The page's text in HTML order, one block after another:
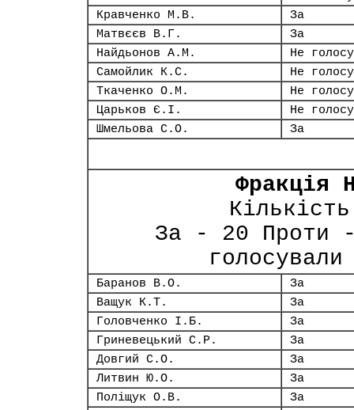
Кравченко М.В.
За
Матвєєв В.Г.
За
Найдьонов А.М.
Не
Самойлик К.С.
Не
Ткаченко О.М.
Не
Царьков Є.І.
Не
Шмельова С.О.
За
Фракція
За - 20 Проти
Баранов В.О.
За
Ващук К.Т.
За
Головченко І.Б.
За
Гриневецький С.Р.
За
Довгий С.О.
За
Литвин Ю.О.
За
Поліщук О.В.
За